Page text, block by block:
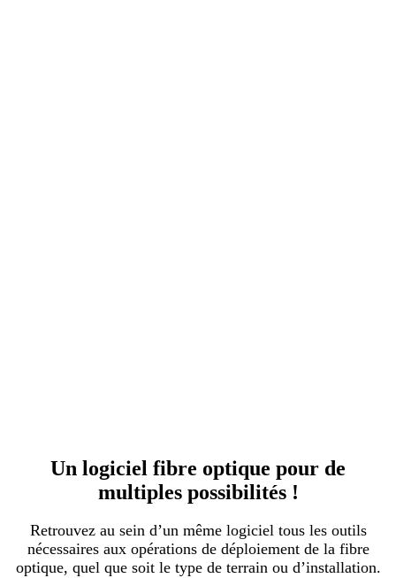
Un logiciel fibre optique pour de
multiples possibilités !
Retrouvez au sein d’un même logiciel tous les outils
nécessaires aux opérations de déploiement de la fibre
optique, quel que soit le type de terrain ou d’installation.